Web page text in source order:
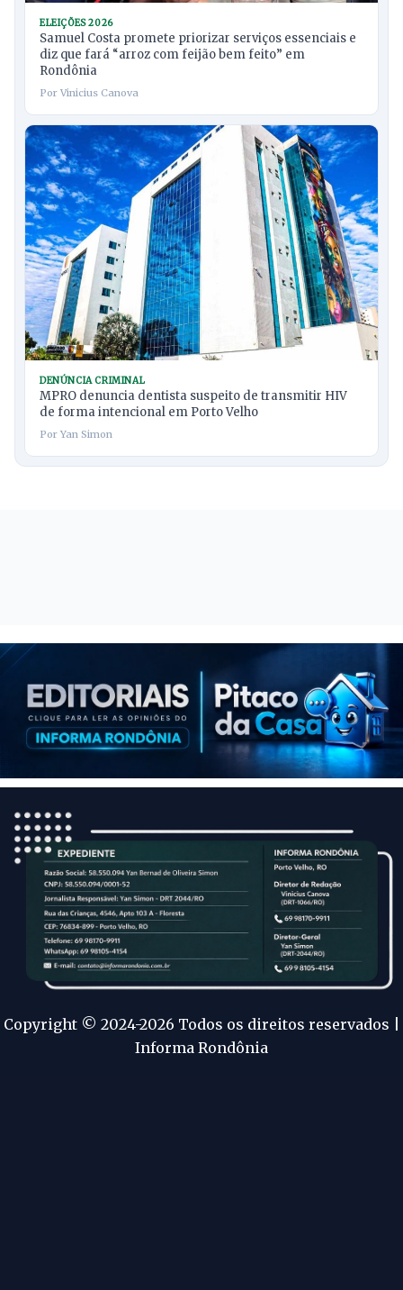
ELEIÇÕES 2026
Samuel Costa promete priorizar serviços essenciais e
diz que fará “arroz com feijão bem feito” em
Rondônia
Por Vinicius Canova
DENÚNCIA CRIMINAL
MPRO denuncia dentista suspeito de transmitir HIV
de forma intencional em Porto Velho
Por Yan Simon
Copyright © 2024-2026 Todos os direitos reservados |
Informa Rondônia